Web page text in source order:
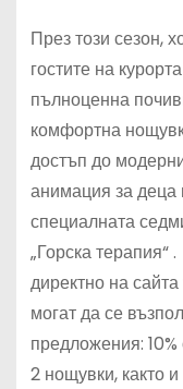
През този сезон,
гостите на
пълноценна
комфортна
достъп до
анимация за деца
специалната
„Горска
директно на
могат да се
предложения: 10%
2 нощувки, както